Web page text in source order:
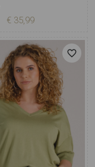
€ 35,99